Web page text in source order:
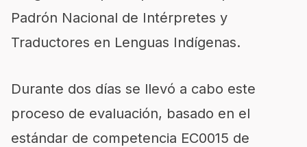
Padrón Nacional de Intérpretes y
Traductores en Lenguas Indígenas.
Durante dos días se llevó a cabo este
proceso de evaluación, basado en el
estándar de competencia EC0015 de